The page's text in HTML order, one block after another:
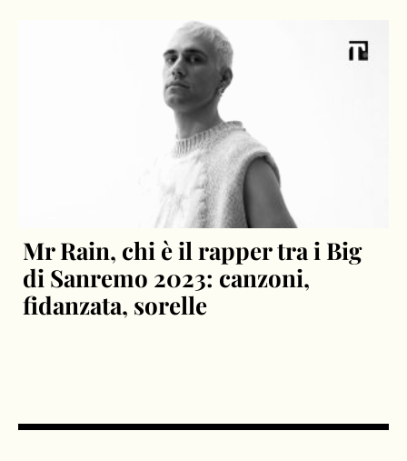
Mr Rain, chi è il rapper tra i Big
di Sanremo 2023: canzoni,
fidanzata, sorelle